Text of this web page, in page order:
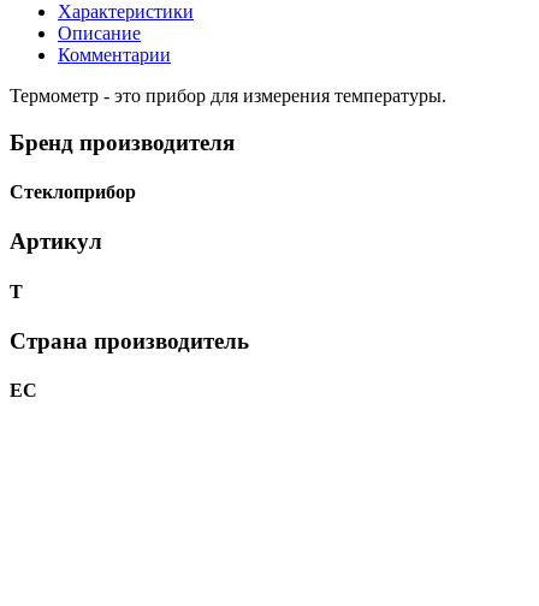
Характеристики
Описание
Комментарии
Термометр - это прибор для измерения температуры.
Бренд производителя
Стеклоприбор
Артикул
Т
Страна производитель
ЕС